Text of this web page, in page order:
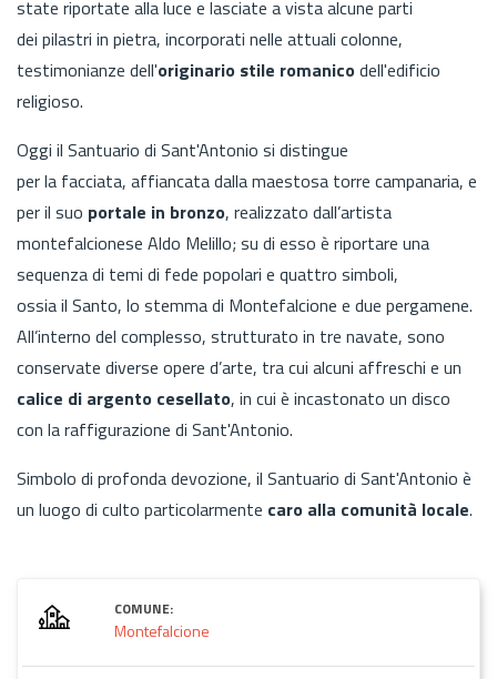
state riportate alla luce e lasciate a vista alcune parti
dei pilastri in pietra, incorporati nelle attuali colonne,
testimonianze dell'originario stile romanicodell'edificio
religioso.
Oggi il Santuario di Sant'Antonio si distingue
per la facciata, affiancata dalla maestosa torre campanaria, e
per il suo portale in bronzo, realizzato dall’artista
montefalcionese Aldo Melillo; su di esso è riportare una
sequenza di temi di fede popolari e quattro simboli,
ossia il Santo, lo stemma di Montefalcione e due pergamene.
All’interno del complesso, strutturato in tre navate, sono
conservate diverse opere d’arte, tra cui alcuni affreschi e un
calice di argento cesellato, in cui è incastonato un disco
con la raffigurazione di Sant'Antonio.
Simbolo di profonda devozione, il Santuario di Sant'Antonio è
un luogo di culto particolarmente caro alla comunità locale.
COMUNE:
Montefalcione